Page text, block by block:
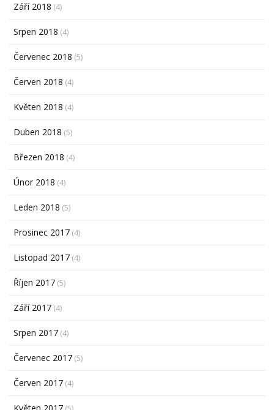
Září 2018 (4)
Srpen 2018 (4)
Červenec 2018 (5)
Červen 2018 (4)
Květen 2018 (4)
Duben 2018 (5)
Březen 2018 (4)
Únor 2018 (4)
Leden 2018 (5)
Prosinec 2017 (4)
Listopad 2017 (4)
Říjen 2017 (5)
Září 2017 (4)
Srpen 2017 (4)
Červenec 2017 (5)
Červen 2017 (4)